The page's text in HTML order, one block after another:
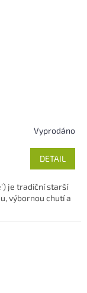
Vyprodáno
DETAIL
je tradiční starší
výbornou chutí a